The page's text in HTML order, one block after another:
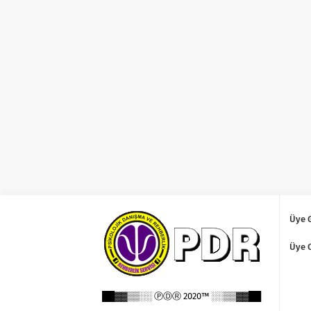
██▓▓▒▒░░ ⓅⒹⓇ 2020™ ░░▒▒▓▓██
Üye
Üye